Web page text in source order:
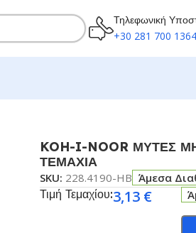
Τηλεφωνική
+30 281 700 1364
KOH-I-NOOR ΜΥΤΕΣ
ΤΕΜΑΧΙΑ
SKU: 228.4190-HB Άμεσα
Τιμή Τεμαχίου:3,13 €